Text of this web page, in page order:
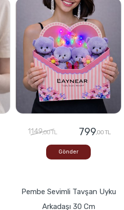
1149,00 TL 799,00 TL
Gönder
Pembe Sevimli Tavşan Uyku
Arkadaşı 30 Cm